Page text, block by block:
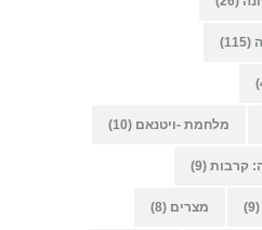
(115)
מלחמת -ויטנאם (10)
קרבות (9)
(9) מצרים (8)